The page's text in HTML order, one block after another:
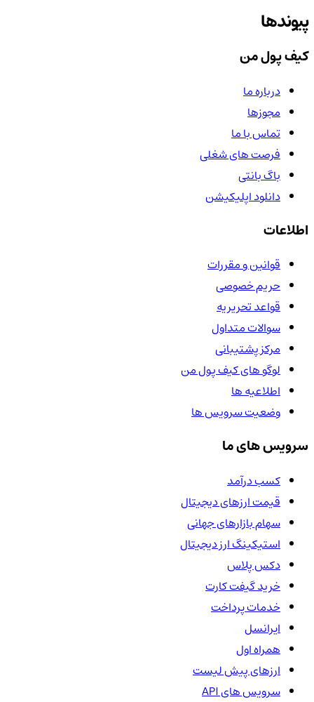
پیوندها
کیف پول من
درباره ما
مجوزها
تماس با ما
فرصت های شغلی
باگ بانتی
دانلود اپلیکیشن
اطلاعات
قوانین و مقررات
حریم خصوصی
قواعد تحریریه
سوالات متداول
مرکز پشتیبانی
لوگو های کیف پول من
اطلاعیه ها
وضعیت سرویس ها
سرویس های ما
کسب درآمد
قیمت ارزهای دیجیتال
سهام بازارهای جهانی
استیکینگ ارز دیجیتال
دکس پلاس
خرید گیفت کارت
خدمات پرداخت
ایرانسل
همراه اول
ارزهای پیش لیست
سرویس های API